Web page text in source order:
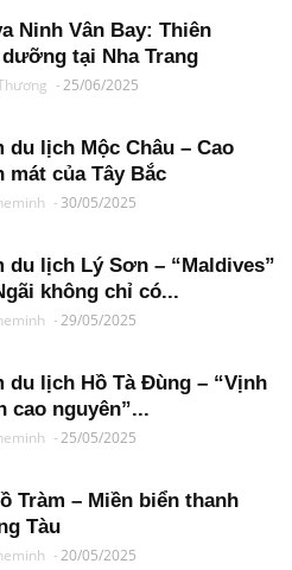
Ninh Vân Bay: Thiên
tại Nha Trang
-25/06/2025
du lịch Mộc Châu – Cao
mát của Tây Bắc
- 30/05/2025
du lịch Lý Sơn – “Maldives”
không chỉ có...
-29/05/2025
du lịch Hồ Tà Đùng – “Vịnh
cao nguyên”...
-25/05/2025
Tràm – Miền biển thanh
Tàu
-20/05/2025